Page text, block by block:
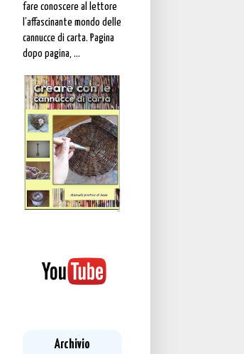
fare conoscere al lettore
l’affascinante mondo delle
cannucce di carta. Pagina
dopo pagina, ...
Archivio